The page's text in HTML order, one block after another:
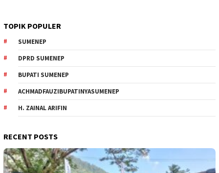
TOPIK POPULER
SUMENEP
DPRD SUMENEP
BUPATI SUMENEP
ACHMADFAUZIBUPATINYASUMENEP
H. ZAINAL ARIFIN
RECENT POSTS